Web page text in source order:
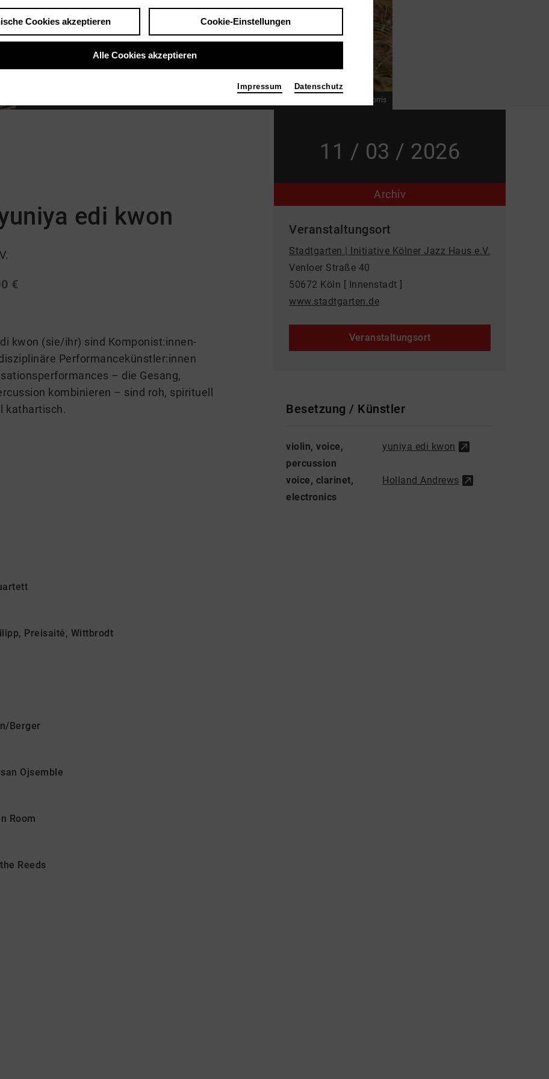
Bild Holland Andrews & yuniya edi kwon © Lindsay Morris
edi kwon
€
kwon (sie/ihr) sind Komponist:innen-
Performancekünstler:innen
– die Gesang,
kombinieren – sind roh, spirituell
kathartisch.
Preisaitė, Wittbrodt
Berger
Ojsemble
Room
Reeds
11 / 03 / 2026
Archiv
Veranstaltungsort
Stadtgarten | Initiative Kölner Jazz Haus e.V.
Venloer Straße 40
50672 Köln [ Innenstadt ]
www.stadtgarten.de
Veranstaltungsort
Besetzung / Künstler
violin, voice,
percussion
yuniya edi kwon
voice, clarinet,
electronics
Holland Andrews
Cookies akzeptieren Cookie-Einstellungen
Alle Cookies akzeptieren
Impressum Datenschutz